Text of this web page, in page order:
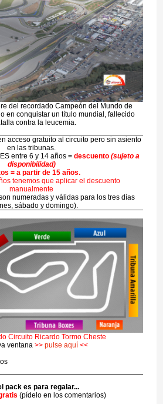
del recordado Campeón del Mundo de
en conquistar un título mundial, fallecido
contra la leucemia.
acceso gratuito al circuito pero sin asiento
en las tribunas.
entre 6 y 14 años =descuento(sujeto a
disponibilidad)
= a partir de 15 años.
tenemos que aplicar el descuento
manualmente
numeradas y válidas para los tres días
sábado y domingo).
Circuito Ricardo Tormo Cheste
ventana>> pulse aquí<<
pack es para regalar...
(pídelo en los comentarios)